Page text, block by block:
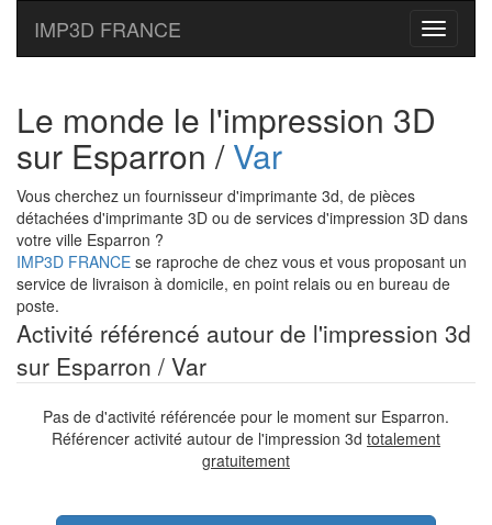
Toggle
IMP3D FRANCE
Le monde le l'impression 3D
sur Esparron /Var
Vous cherchez un fournisseur d'imprimante 3d, de pièces
détachées d'imprimante 3D ou de services d'impression 3D dans
votre ville Esparron ?
IMP3D FRANCE se raproche de chez vous et vous proposant un
service de livraison à domicile, en point relais ou en bureau de
poste.
Activité référencé autour de l'impression 3d
sur Esparron / Var
Pas de d'activité référencée pour le moment sur Esparron.
Référencer activité autour de l'impression 3d totalement
gratuitement